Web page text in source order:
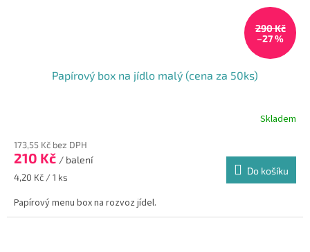
290 Kč
–27 %
Papírový box na jídlo malý (cena za 50ks)
Skladem
173,55 Kč bez DPH
210 Kč / balení
Měrná
4,20 Kč / 1 ks
Do košíku
Papírový menu box na rozvoz jídel.